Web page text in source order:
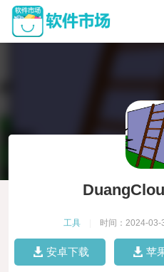
工具 时间：2024-03-
安卓下载 苹